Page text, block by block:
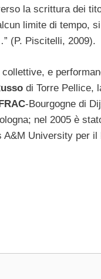
la scrittura dei
limite di tempo,
(P. Piscitelli, 2009).
e
di Torre Pellice,
-Bourgogne di
nel 2005 è
University per